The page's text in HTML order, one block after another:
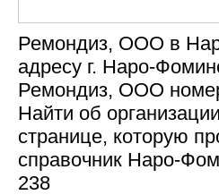
Ремондиз, ООО в
адресу г. Наро-
Ремондиз, ООО
Найти об
странице, которую
справочник Наро-
238